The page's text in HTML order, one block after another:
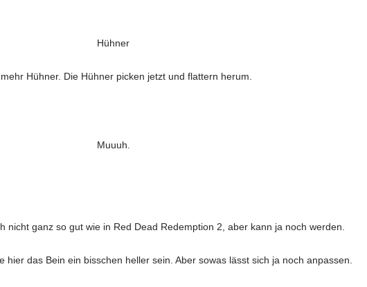
Hühner
Hühner. Die Hühner picken jetzt und flattern herum.
Muuuh.
nicht ganz so gut wie in Red Dead Redemption 2, aber kann ja noch werden.
hier das Bein ein bisschen heller sein. Aber sowas lässt sich ja noch anpassen.